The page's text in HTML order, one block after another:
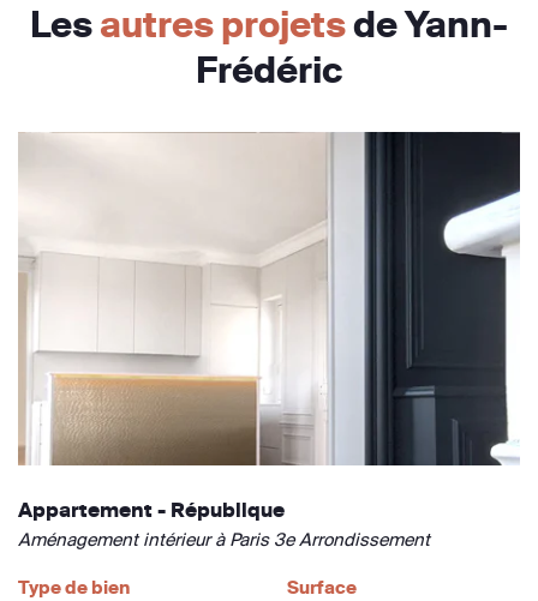
Lesautres projetsde Yann-
Frédéric
Appartement - République
Aménagement intérieur à Paris 3e Arrondissement
Type de bien
Surface